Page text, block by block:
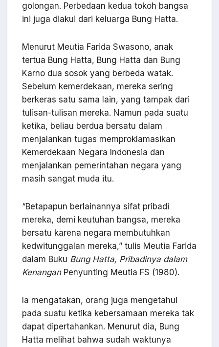
golongan. Perbedaan kedua tokoh bangsa
ini juga diakui dari keluarga Bung Hatta.
Menurut Meutia Farida Swasono, anak
tertua Bung Hatta, Bung Hatta dan Bung
Karno dua sosok yang berbeda watak.
Sebelum kemerdekaan, mereka sering
berkeras satu sama lain, yang tampak dari
tulisan-tulisan mereka. Namun pada suatu
ketika, beliau berdua bersatu dalam
menjalankan tugas memproklamasikan
Kemerdekaan Negara Indonesia dan
menjalankan pemerintahan negara yang
masih sangat muda itu.
“Betapapun berlainannya sifat pribadi
mereka, demi keutuhan bangsa, mereka
bersatu karena negara membutuhkan
kedwitunggalan mereka,” tulis Meutia Farida
dalam Buku Bung Hatta, Pribadinya dalam
Kenangan Penyunting Meutia FS (1980).
Ia mengatakan, orang juga mengetahui
pada suatu ketika kebersamaan mereka tak
dapat dipertahankan. Menurut dia, Bung
Hatta melihat bahwa sudah waktunya